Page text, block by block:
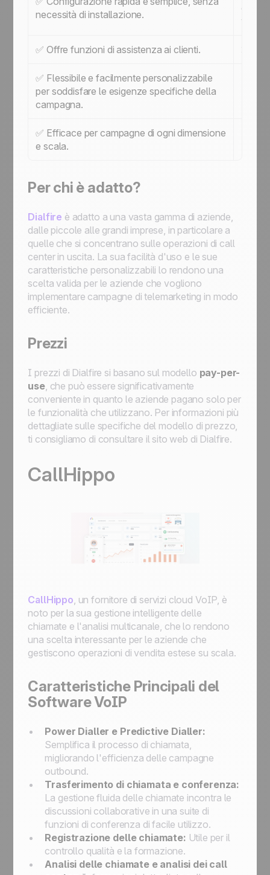
necessità di installazione.
✅ Offre funzioni di assistenza ai clienti.
✅ Flessibile e facilmente personalizzabile
per soddisfare le esigenze specifiche della
campagna.
✅ Efficace per campagne di ogni dimensione
e scala.
Per chi è adatto?
Dialfire è adatto a una vasta gamma di aziende,
dalle piccole alle grandi imprese, in particolare a
quelle che si concentrano sulle operazioni di call
center in uscita. La sua facilità d'uso e le sue
caratteristiche personalizzabili lo rendono una
scelta valida per le aziende che vogliono
implementare campagne di telemarketing in modo
efficiente.
Prezzi
I prezzi di Dialfire si basano sul modello pay-per-
use, che può essere significativamente
conveniente in quanto le aziende pagano solo per
le funzionalità che utilizzano. Per informazioni più
dettagliate sulle specifiche del modello di prezzo,
ti consigliamo di consultare il sito web di Dialfire.
CallHippo
CallHippo, un fornitore di servizi cloud VoIP, è
noto per la sua gestione intelligente delle
chiamate e l'analisi multicanale, che lo rendono
una scelta interessante per le aziende che
gestiscono operazioni di vendita estese su scala.
Caratteristiche Principali del
Software VoIP
Power Dialler e Predictive Dialler:
Semplifica il processo di chiamata,
migliorando l'efficienza delle campagne
outbound.
Trasferimento di chiamata e conferenza:
La gestione fluida delle chiamate incontra le
discussioni collaborative in una suite di
funzioni di conferenza di facile utilizzo.
Registrazione delle chiamate: Utile per il
controllo qualità e la formazione.
Analisi delle chiamate e analisi dei call